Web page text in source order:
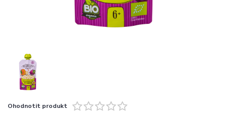
Ohodnotit produkt